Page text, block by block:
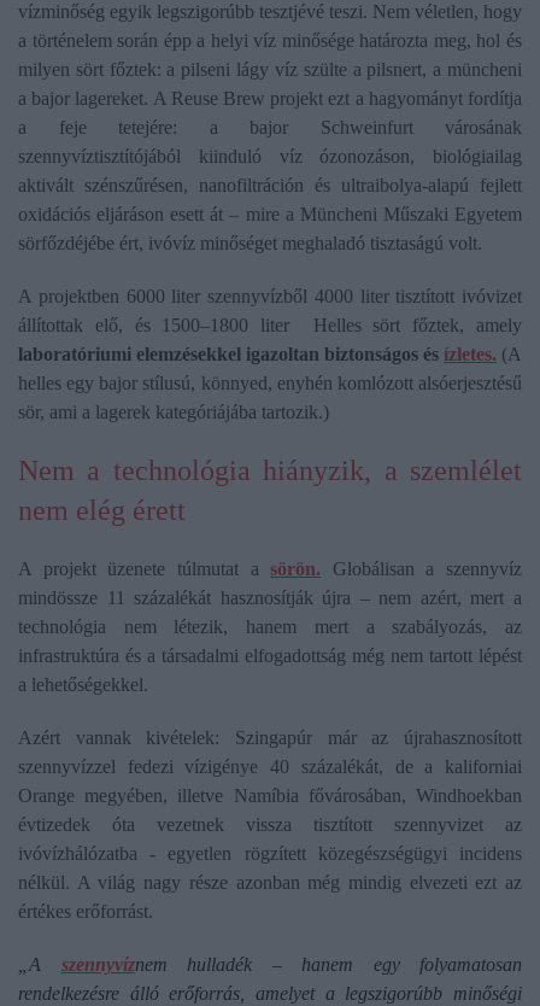
vízminőség egyik legszigorúbb tesztjévé teszi. Nem véletlen, hogy
a történelem során épp a helyi víz minősége határozta meg, hol és
milyen sört főztek: a pilseni lágy víz szülte a pilsnert, a müncheni
a bajor lagereket. A Reuse Brew projekt ezt a hagyományt fordítja
a feje tetejére: a bajor Schweinfurt városának
szennyvíztisztítójából kiinduló víz ózonozáson, biológiailag
aktivált szénszűrésen, nanofiltráción és ultraibolya-alapú fejlett
oxidációs eljáráson esett át – mire a Müncheni Műszaki Egyetem
sörfőzdéjébe ért, ivóvíz minőséget meghaladó tisztaságú volt.
A projektben 6000 liter szennyvízből 4000 liter tisztított ivóvizet
állítottak elő, és 1500–1800 liter Helles sört főztek, amely
laboratóriumi elemzésekkel igazoltan biztonságos és ízletes. (A
helles egy bajor stílusú, könnyed, enyhén komlózott alsóerjesztésű
sör, ami a lagerek kategóriájába tartozik.)
Nem a technológia hiányzik, a szemlélet
nem elég érett
A projekt üzenete túlmutat asörön. Globálisan a szennyvíz
mindössze 11 százalékát hasznosítják újra – nem azért, mert a
technológia nem létezik, hanem mert a szabályozás, az
infrastruktúra és a társadalmi elfogadottság még nem tartott lépést
a lehetőségekkel.
Azért vannak kivételek: Szingapúr már az újrahasznosított
szennyvízzel fedezi vízigénye 40 százalékát, de a kaliforniai
Orange megyében, illetve Namíbia fővárosában, Windhoekban
évtizedek óta vezetnek vissza tisztított szennyvizet az
ivóvízhálózatba - egyetlen rögzített közegészségügyi incidens
nélkül. A világ nagy része azonban még mindig elvezeti ezt az
értékes erőforrást.
„A szennyvíznem hulladék – hanem egy folyamatosan
rendelkezésre álló erőforrás, amelyet a legszigorúbb minőségi